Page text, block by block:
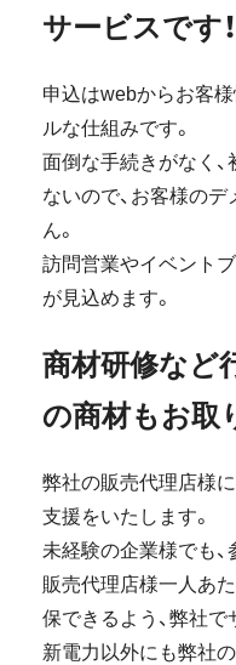
サービスです！
申込はwebからお客
ルな仕組みです。
面倒な手続きがなく
ないので、お客様の
ん。
訪問営業やイベント
が見込めます。
商材研修など
の商材もお取
弊社の販売代理店様
支援をいたします。
未経験の企業様でも、
販売代理店様一人あ
保できるよう、弊社で
新電力以外にも弊社